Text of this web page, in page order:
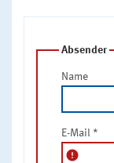
Absender
Name
E-Mail *
error